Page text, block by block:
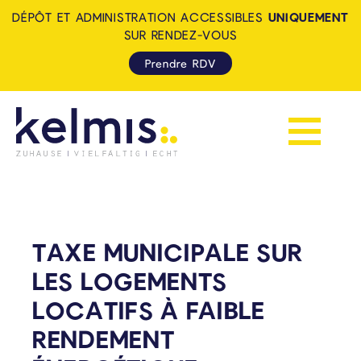
Afficher la
DÉPÔT ET ADMINISTRATION ACCESSIBLES UNIQUEMENT
SUR RENDEZ-VOUS
Prendre RDV
TAXE MUNICIPALE SUR
LES LOGEMENTS
LOCATIFS À FAIBLE
RENDEMENT